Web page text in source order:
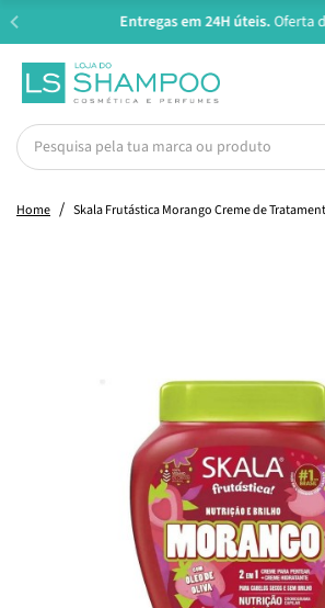
Entregas em 24H úteis.Oferta de
Home Skala Frutástica Morango Creme de